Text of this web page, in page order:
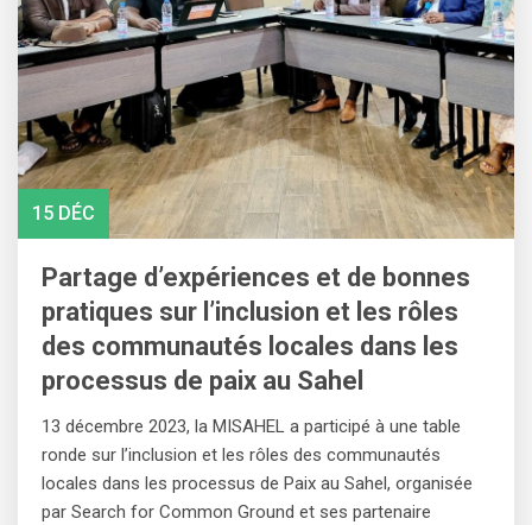
15 DÉC
Partage d’expériences et de bonnes
pratiques sur l’inclusion et les rôles
des communautés locales dans les
processus de paix au Sahel
13 décembre 2023, la MISAHEL a participé à une table
ronde sur l’inclusion et les rôles des communautés
locales dans les processus de Paix au Sahel, organisée
par Search for Common Ground et ses partenaire